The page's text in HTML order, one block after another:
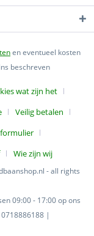
en eventueel kosten
beschreven
wat zijn het
Veilig betalen
Wie zijn wij
- all rights
09:00 - 17:00 op ons
|